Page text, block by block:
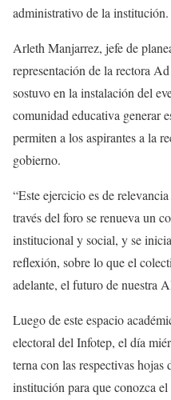
administrativo de la institución.
Arleth Manjarrez, jefe de
representación de la rectora
sostuvo en la instalación del
comunidad educativa generar
permiten a los aspirantes a la
gobierno.
“Este ejercicio es de
través del foro se renueva un
institucional y social, y se
reflexión, sobre lo que el
adelante, el futuro de nuestra
Luego de este espacio
electoral del Infotep, el día
terna con las respectivas
institución para que conozca